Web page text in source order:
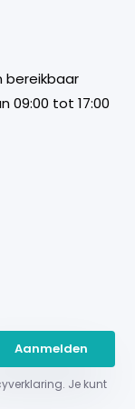
bereikbaar
09:00 tot 17:00
Aanmelden
Je kunt